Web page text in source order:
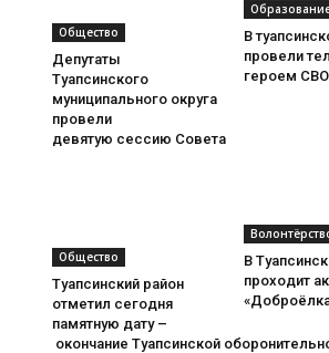
Общество
Депутаты
Туапсинского
муниципального округа
провели
девятую сессию Совета
В
провели
героем СВО
Общество
Туапсинский район
отметил сегодня
памятную дату –
окончание Туапсинской
В
проходит